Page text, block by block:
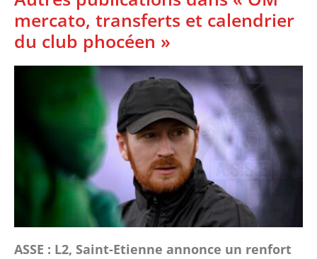
mercato, transferts et calendrier
du club phocéen »
ASSE : L2, Saint-Etienne annonce un renfort